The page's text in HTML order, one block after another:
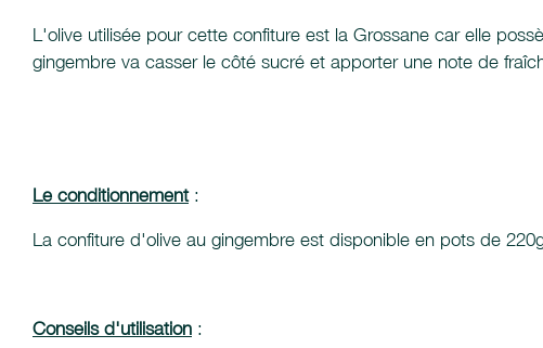
L'olive utilisée pour cette confiture est la Grossane car elle
gingembre va casser le côté sucré et apporter une note de
Le conditionnement:
La confiture d'olive au gingembre est disponible en pots de
Conseils d'utilisation :